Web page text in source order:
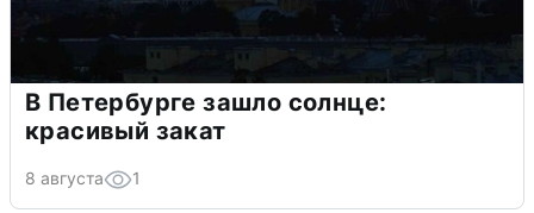
В Петербурге зашло солнце:
красивый закат
8 августа 1